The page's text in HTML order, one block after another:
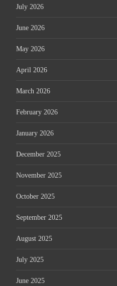
July 2026
June 2026
May 2026
April 2026
March 2026
February 2026
January 2026
December 2025
November 2025
October 2025
September 2025
August 2025
July 2025
June 2025